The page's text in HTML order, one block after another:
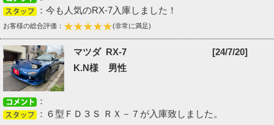
：今も人気のRX-7入庫しました！
お客様の総合評価： (非常に満足)
マツダ RX-7
[24/7/20]
K.N様 男性
：
：６型ＦＤ３Ｓ ＲＸ－７が入庫致しました。